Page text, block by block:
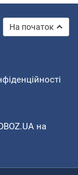
На початок
на